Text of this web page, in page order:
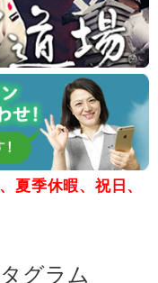
夏季休暇、祝日、
グラム